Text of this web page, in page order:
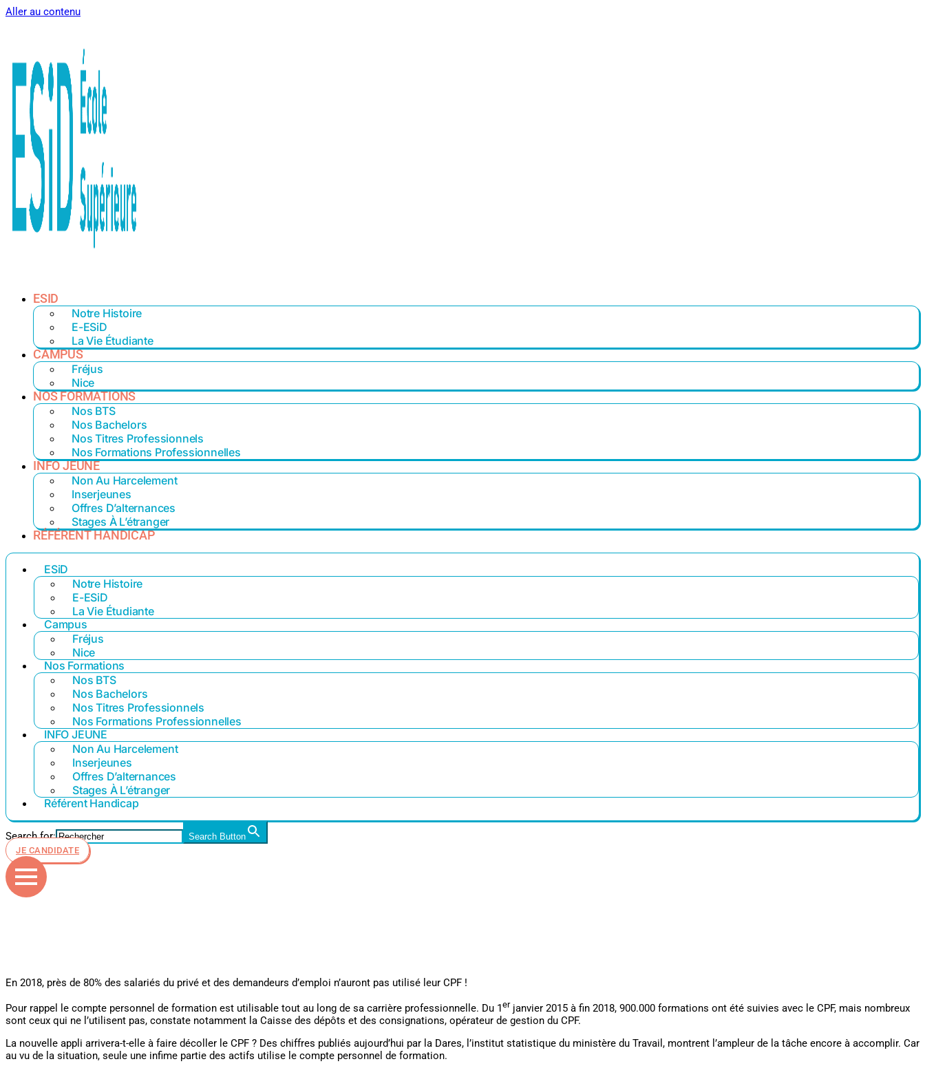
Aller au contenu
ESID
Notre Histoire
E-ESiD
La Vie Étudiante
CAMPUS
Fréjus
Nice
NOS FORMATIONS
Nos BTS
Nos Bachelors
Nos Titres Professionnels
Nos Formations Professionnelles
INFO JEUNE
Non Au Harcelement
Inserjeunes
Offres D’alternances
Stages À L’étranger
RÉFÉRENT HANDICAP
ESiD
Notre Histoire
E-ESiD
La Vie Étudiante
Campus
Fréjus
Nice
Nos Formations
Nos BTS
Nos Bachelors
Nos Titres Professionnels
Nos Formations Professionnelles
INFO JEUNE
Non Au Harcelement
Inserjeunes
Offres D’alternances
Stages À L’étranger
Référent Handicap
Search for:
Search Button
JE CANDIDATE
En 2018, près de 80% des salariés du privé et des demandeurs d’emploi n’auront pas utilisé leur CPF !
Pour rappel le compte personnel de formation est utilisable tout au long de sa carrière professionnelle. Du 1er janvier 2015 à fin 2018, 900.000 formations ont été suivies avec le CPF, mais nombreux
sont ceux qui ne l’utilisent pas, constate notamment la Caisse des dépôts et des consignations, opérateur de gestion du CPF.
La nouvelle appli arrivera-t-elle à faire décoller le CPF ? Des chiffres publiés aujourd’hui par la Dares, l’institut statistique du ministère du Travail, montrent l’ampleur de la tâche encore à accomplir. Car
au vu de la situation, seule une infime partie des actifs utilise le compte personnel de formation.